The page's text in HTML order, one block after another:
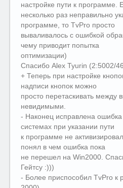
настройке пути к программе.
несколько раз неправильно
программе, то TvPro просто
вываливалось с ошибкой
чему приводит попытка
оптимизации)
Спасибо Alex Tyurin (2:5002/
+ Теперь при настройке
надписи кнопок можно
просто перетаскивать между
невидимыми.
- Наконец исправлена ошибка
системах при указании пути
к программе не
понял в чем ошибка пока
не перешел на Win2000.
Гейтсу :)))
- Более приспособил TvPro к